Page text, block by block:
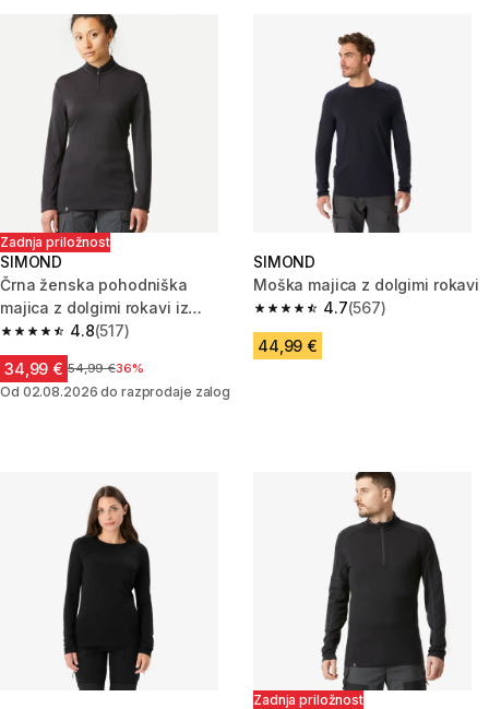
Zadnja priložnost
SIMOND
Črna ženska pohodniška
majica z dolgimi rokavi iz
merino volne z zadrgo MT500
4.8
4.8 od 5 zvezdic from 517 ocene
(517)
34,99 € Cena pred znižanjem
54,99 €36%
Od 02.08.2026 do razprodaje zalog
SIMOND
Moška majica z dolgimi rokavi
4.7
4.7 od 5 zvezdic from 567
(567)
44,99 €
Zadnja priložnost